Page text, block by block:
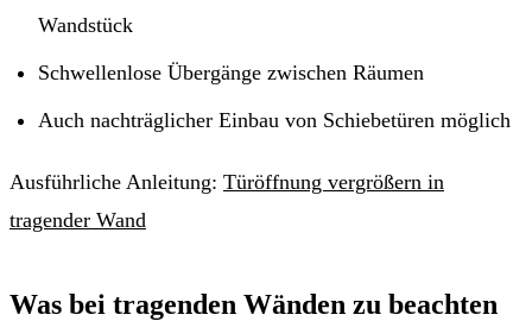
Wandstück
Schwellenlose Übergänge zwischen Räumen
Auch nachträglicher Einbau von Schiebetüren möglich
Ausführliche Anleitung: Türöffnung vergrößern in
tragender Wand
Was bei tragenden Wänden zu beachten